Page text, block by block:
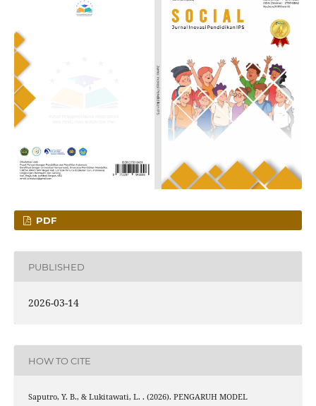
PDF
PUBLISHED
2026-03-14
HOW TO CITE
Saputro, Y. B., & Lukitawati, L. . (2026). PENGARUH MODEL